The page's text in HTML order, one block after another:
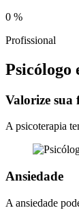
0 %
Profissional
Psicólogo
Valorize sua
A psicoterapia
Ansiedade
A ansiedade